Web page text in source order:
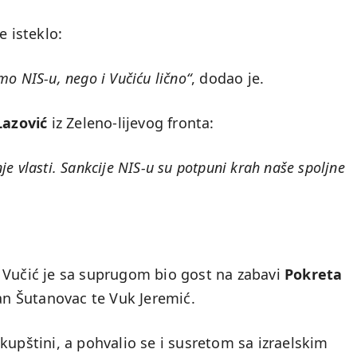
isteklo:
NIS-u, nego i Vučiću lično“, dodao je.
iz Zeleno-lijevog fronta:
vlasti. Sankcije NIS-u su potpuni krah naše spoljne
je sa suprugom bio gost na zabavi Pokreta
Šutanovac te Vuk Jeremić.
a pohvalio se i susretom sa izraelskim